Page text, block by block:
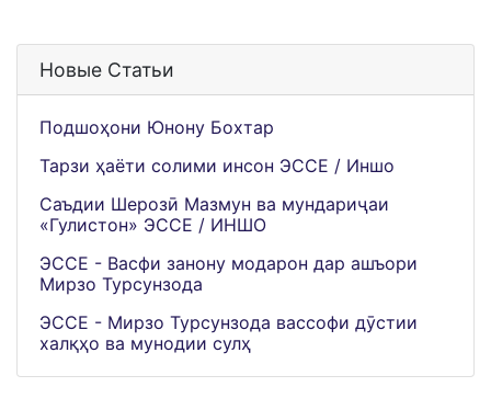
Новые Статьи
Подшоҳони Юнону Бохтар
Тарзи ҳаёти солими инсон ЭССЕ / Иншо
Саъдии Шерозӣ Мазмун ва мундариҷаи
«Гулистон» ЭССЕ / ИНШО
ЭССЕ - Васфи занону модарон дар ашъори
Мирзо Турсунзода
ЭССЕ - Мирзо Турсунзода вассофи дӯстии
халқҳо ва мунодии сулҳ